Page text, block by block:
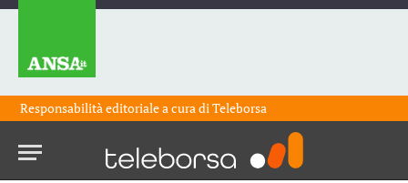
Responsabilità editoriale a cura diTeleborsa